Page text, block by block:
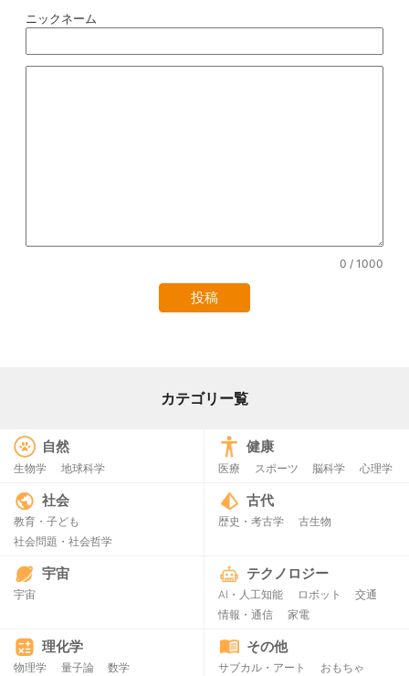
ニックネーム
0 / 1000
カテゴリー覧
自然
生物学 地球科学
健康
医療 スポーツ 脳科学 心理学
社会
教育・子ども
社会問題・社会哲学
古代
歴史・考古学 古生物
宇宙
宇宙
テクノロジー
AI・人工知能 ロボット
交通
情報・通信
家電
理化学
物理学 量子論 数学
その他
サブカル・アート
おもちゃ